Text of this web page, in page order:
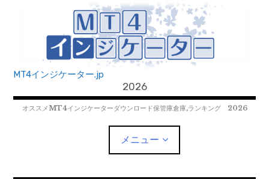
MT4インジケーター.jp
2026
オススメMT4インジケーターダウンロード保管庫倉庫,ランキング 2026
メニュー